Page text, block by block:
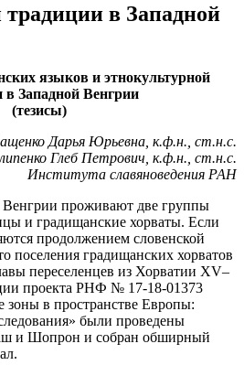
традиции в Западной
языков и этнокультурной
в Западной Венгрии
(тезисы)
Дарья Юрьевна, к.ф.н., ст.н.с.
Глеб Петрович, к.ф.н., ст.н.с.
Института славяноведения РАН
Венгрии проживают две группы
и градищанские хорваты. Если
продолжением словенской
поселения градищанских хорватов
переселенцев из Хорватии XV–
проекта РНФ № 17-18-01373
зоны в пространстве Европы:
были проведены
и Шопрон и собран обширный